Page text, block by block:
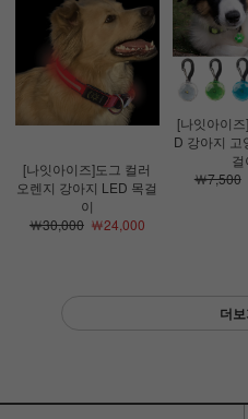
[나잇아이즈]도그 컬러
오렌지 강아지 LED 목걸
이
￦30,000￦24,000
[나잇아이
D 강아지 고
걸
￦7,500
더